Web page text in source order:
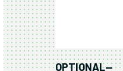
OPTIONAL--